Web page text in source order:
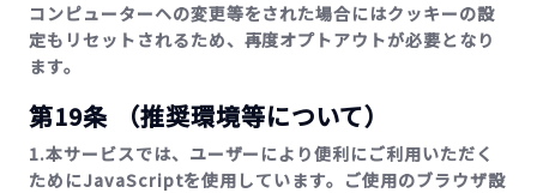
コンピューターヘの変更等をされた場合にはクッキーの設
定もリセットされるため、再度オプトアウトが必要となり
ます。
第19条 （推奨環境等について）
1.本サービスでは、ユーザーにより便利にご利用いただく
ためにJavaScriptを使用しています。ご使用のブラウザ設